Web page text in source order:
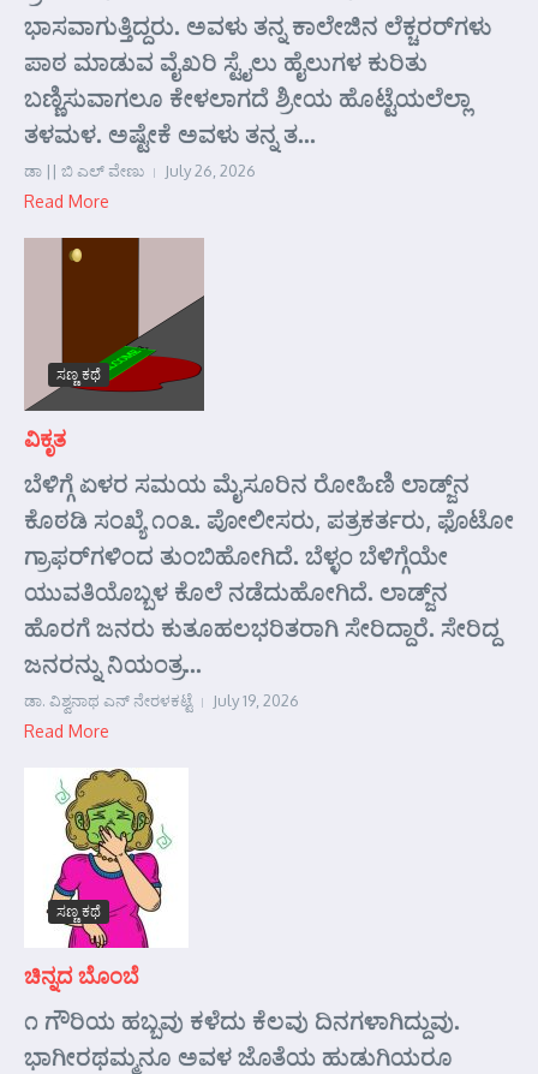
ಭಾಸವಾಗುತ್ತಿದ್ದರು. ಅವಳು ತನ್ನ ಕಾಲೇಜಿನ ಲೆಕ್ಚರರ್‌ಗಳು
ಪಾಠ ಮಾಡುವ ವೈಖರಿ ಸ್ಟೈಲು ಹೈಲುಗಳ ಕುರಿತು
ಬಣ್ಣಿಸುವಾಗಲೂ ಕೇಳಲಾಗದೆ ಶ್ರೀಯ ಹೊಟ್ಟೆಯಲೆಲ್ಲಾ
ತಳಮಳ. ಅಷ್ಟೇಕೆ ಅವಳು ತನ್ನ ತ...
ಡಾ || ಬಿ ಎಲ್ ವೇಣು July 26, 2026
Read More
ಸಣ್ಣ ಕಥೆ
ವಿಕೃತ
ಬೆಳಿಗ್ಗೆ ಏಳರ ಸಮಯ ಮೈಸೂರಿನ ರೋಹಿಣಿ ಲಾಡ್ಜ್‌ನ
ಕೊಠಡಿ ಸಂಖ್ಯೆ ೧೦೩. ಪೋಲೀಸರು, ಪತ್ರಕರ್ತರು, ಫೊಟೋ
ಗ್ರಾಫರ್‌ಗಳಿಂದ ತುಂಬಿಹೋಗಿದೆ. ಬೆಳ್ಳಂ ಬೆಳಿಗ್ಗೆಯೇ
ಯುವತಿಯೊಬ್ಬಳ ಕೊಲೆ ನಡೆದುಹೋಗಿದೆ. ಲಾಡ್ಜ್‌ನ
ಹೊರಗೆ ಜನರು ಕುತೂಹಲಭರಿತರಾಗಿ ಸೇರಿದ್ದಾರೆ. ಸೇರಿದ್ದ
ಜನರನ್ನು ನಿಯಂತ್ರ...
ಡಾ. ವಿಶ್ವನಾಥ ಎನ್ ನೇರಳಕಟ್ಟೆ July 19, 2026
Read More
ಸಣ್ಣ ಕಥೆ
ಚಿನ್ನದ ಬೊಂಬೆ
೧ ಗೌರಿಯ ಹಬ್ಬವು ಕಳೆದು ಕೆಲವು ದಿನಗಳಾಗಿದ್ದುವು.
ಭಾಗೀರಥಮ್ಮನೂ ಅವಳ ಜೊತೆಯ ಹುಡುಗಿಯರೂ